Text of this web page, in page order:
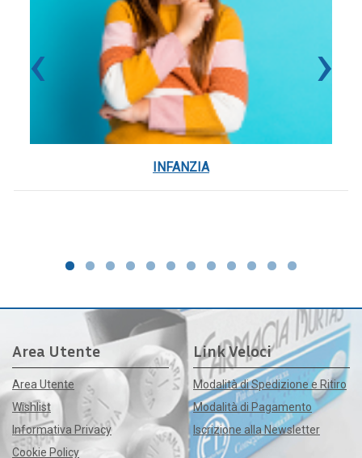
INFANZIA
‹ ›
Area Utente
Area Utente
Wishlist
Informativa Privacy
Cookie Policy
Link Veloci
Modalità di Spedizione e Ritiro
Modalità di Pagamento
Iscrizione alla Newsletter